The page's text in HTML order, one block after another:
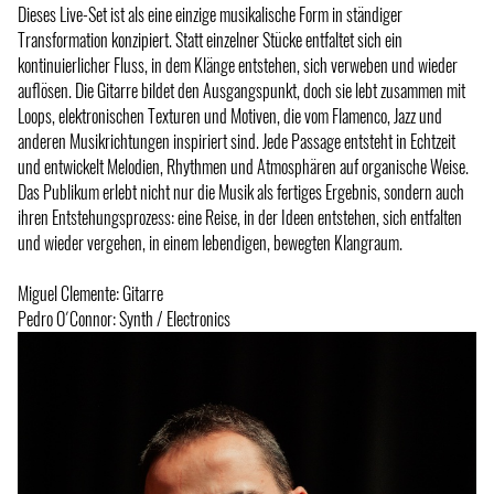
Dieses Live-Set ist als eine einzige musikalische Form in ständiger
Transformation konzipiert. Statt einzelner Stücke entfaltet sich ein
kontinuierlicher Fluss, in dem Klänge entstehen, sich verweben und wieder
auflösen. Die Gitarre bildet den Ausgangspunkt, doch sie lebt zusammen mit
Loops, elektronischen Texturen und Motiven, die vom Flamenco, Jazz und
anderen Musikrichtungen inspiriert sind. Jede Passage entsteht in Echtzeit
und entwickelt Melodien, Rhythmen und Atmosphären auf organische Weise.
Das Publikum erlebt nicht nur die Musik als fertiges Ergebnis, sondern auch
ihren Entstehungsprozess: eine Reise, in der Ideen entstehen, sich entfalten
und wieder vergehen, in einem lebendigen, bewegten Klangraum.
Miguel Clemente: Gitarre
Pedro O´Connor: Synth / Electronics